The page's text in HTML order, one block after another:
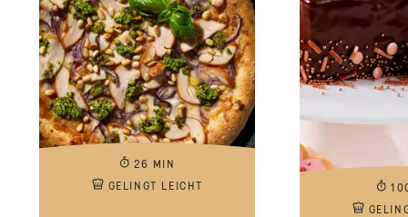
26 MIN
GELINGT LEICHT